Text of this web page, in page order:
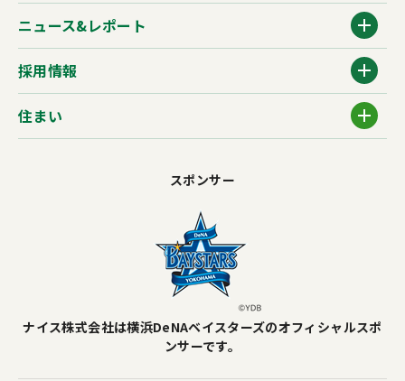
スポンサー
ナイス株式会社は横浜DeNAベイスターズのオフィシャルスポ
ンサーです。
ニュース&レポート
採用情報
住まい